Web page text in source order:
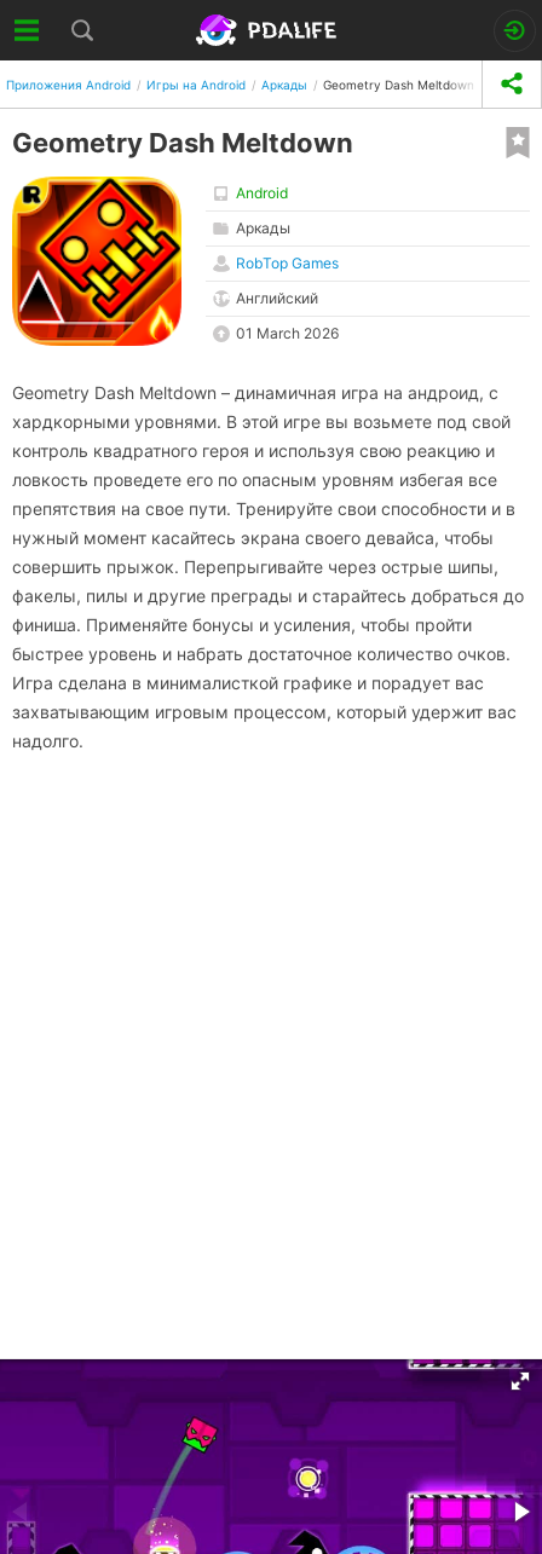
Приложения Android Игры на Android Аркады Geometry Dash Meltdown
Geometry Dash Meltdown
Android
Аркады
RobTop Games
Английский
01 March 2026
Geometry Dash Meltdown – динамичная игра на андроид, с
хардкорными уровнями. В этой игре вы возьмете под свой
контроль квадратного героя и используя свою реакцию и
ловкость проведете его по опасным уровням избегая все
препятствия на свое пути. Тренируйте свои способности и в
нужный момент касайтесь экрана своего девайса, чтобы
совершить прыжок. Перепрыгивайте через острые шипы,
факелы, пилы и другие преграды и старайтесь добраться до
финиша. Применяйте бонусы и усиления, чтобы пройти
быстрее уровень и набрать достаточное количество очков.
Игра сделана в минималисткой графике и порадует вас
захватывающим игровым процессом, который удержит вас
надолго.